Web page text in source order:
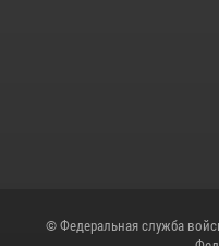
© Федеральная служба